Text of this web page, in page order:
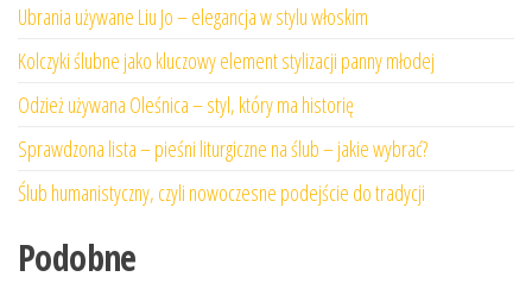
Ubrania używane Liu Jo – elegancja w stylu włoskim
Kolczyki ślubne jako kluczowy element stylizacji panny młodej
Odzież używana Oleśnica – styl, który ma historię
Sprawdzona lista – pieśni liturgiczne na ślub – jakie wybrać?
Ślub humanistyczny, czyli nowoczesne podejście do tradycji
Podobne